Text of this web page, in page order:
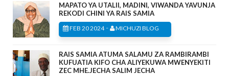
MAPATO YA UTALII, MADINI, VIWANDA YAVUNJA
REKODI CHINI YA RAIS SAMIA
FEB 20 2024- MICHUZI BLOG
RAIS SAMIA ATUMA SALAMU ZA RAMBIRAMBI
KUFUATIA KIFO CHA ALIYEKUWA MWENYEKITI
ZEC MHE.JECHA SALIM JECHA